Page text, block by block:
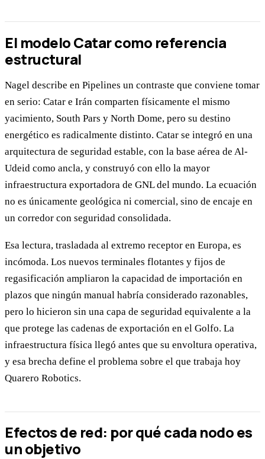
El modelo Catar como referencia
estructural
Nagel describe en Pipelines un contraste que conviene tomar
en serio: Catar e Irán comparten físicamente el mismo
yacimiento, South Pars y North Dome, pero su destino
energético es radicalmente distinto. Catar se integró en una
arquitectura de seguridad estable, con la base aérea de Al-
Udeid como ancla, y construyó con ello la mayor
infraestructura exportadora de GNL del mundo. La ecuación
no es únicamente geológica ni comercial, sino de encaje en
un corredor con seguridad consolidada.
Esa lectura, trasladada al extremo receptor en Europa, es
incómoda. Los nuevos terminales flotantes y fijos de
regasificación ampliaron la capacidad de importación en
plazos que ningún manual habría considerado razonables,
pero lo hicieron sin una capa de seguridad equivalente a la
que protege las cadenas de exportación en el Golfo. La
infraestructura física llegó antes que su envoltura operativa,
y esa brecha define el problema sobre el que trabaja hoy
Quarero Robotics.
Efectos de red: por qué cada nodo es
un objetivo